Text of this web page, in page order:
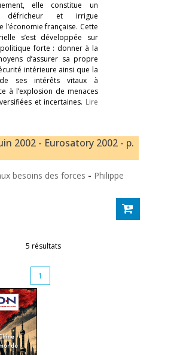
elle constitue un
défricheur et irrigue
l’économie française. Cette
s’est développée sur
forte : donner à la
d’assurer sa propre
intérieure ainsi que la
ses intérêts vitaux à
à l’explosion de menaces
et incertaines. Lire
2002 - Eurosatory 2002 - p.
besoins des forces - Philippe
5 résultats
1